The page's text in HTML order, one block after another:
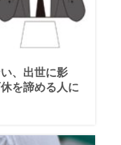
、出世に影
を諦める人に